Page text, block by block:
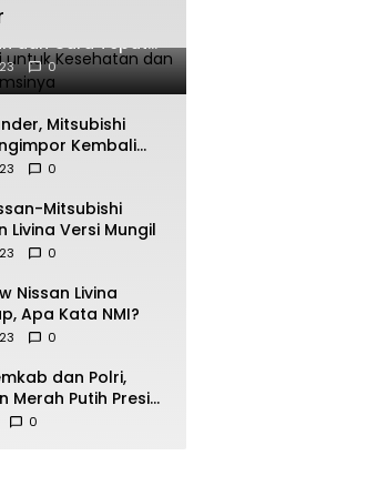
Ceri untuk
dan Cara Tepat
0
Mitsubishi
Kembali
0
Mitsubishi
Livina Versi Mungil
0
Nissan Livina
Apa Kata NMI?
0
dan Polri,
Merah Putih Presisi
untuk
0